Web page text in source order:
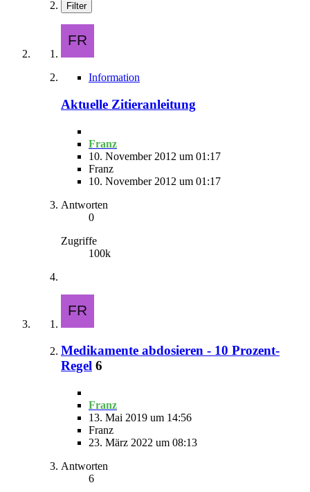
Filter
Information
Aktuelle Zitieranleitung
Franz
10. November 2012 um 01:17
Franz
10. November 2012 um 01:17
Antworten
0
Zugriffe
100k
Medikamente abdosieren - 10 Prozent-
Regel 6
Franz
13. Mai 2019 um 14:56
Franz
23. März 2022 um 08:13
Antworten
6